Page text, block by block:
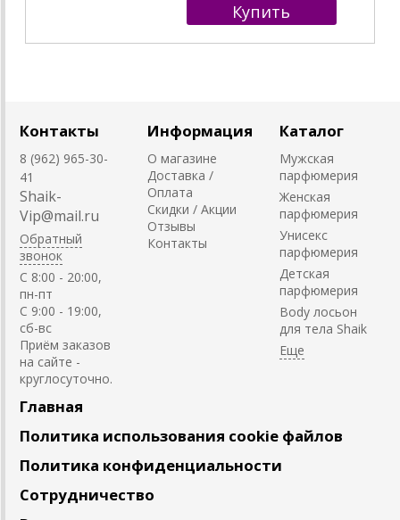
Контакты
8 (962) 965-30-
41
Shaik-
Vip@mail.ru
Обратный
звонок
C 8:00 - 20:00,
пн-пт
С 9:00 - 19:00,
сб-вс
Приём заказов
на сайте -
круглосуточно.
Информация
О магазине
Доставка /
Оплата
Скидки / Акции
Отзывы
Контакты
Каталог
Мужская
парфюмерия
Женская
парфюмерия
Унисекс
парфюмерия
Детская
парфюмерия
Body лосьон
для тела Shaik
Главная
Политика использования cookie файлов
Политика конфиденциальности
Сотрудничество